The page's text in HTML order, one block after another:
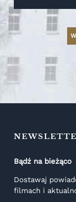
Bądź na bieżąco
Dostawaj
filmach i